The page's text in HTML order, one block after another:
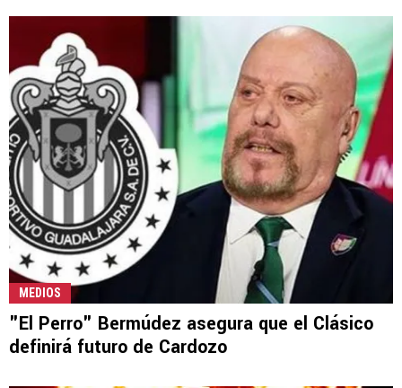
MEDIOS
"El Perro" Bermúdez asegura que el Clásico
definirá futuro de Cardozo